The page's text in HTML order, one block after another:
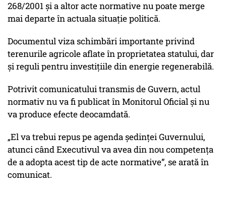
268/2001 și a altor acte normative nu poate merge
mai departe în actuala situație politică.
Documentul viza schimbări importante privind
terenurile agricole aflate în proprietatea statului, dar
și reguli pentru investițiile din energie regenerabilă.
Potrivit comunicatului transmis de Guvern, actul
normativ nu va fi publicat în Monitorul Oficial și nu
va produce efecte deocamdată.
„El va trebui repus pe agenda şedinţei Guvernului,
atunci când Executivul va avea din nou competenţa
de a adopta acest tip de acte normative”, se arată în
comunicat.